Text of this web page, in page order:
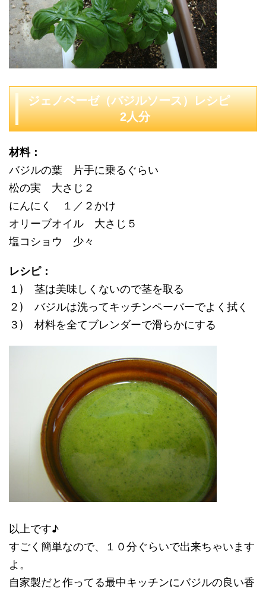
ジェノベーゼ（バジルソース）レシピ
2人分
材料：
バジルの葉 片手に乗るぐらい
松の実 大さじ２
にんにく １／２かけ
オリーブオイル 大さじ５
塩コショウ 少々
レシピ：
１) 茎は美味しくないので茎を取る
２) バジルは洗ってキッチンペーパーでよく拭く
３) 材料を全てブレンダーで滑らかにする
以上です♪
すごく簡単なので、１０分ぐらいで出来ちゃいます
よ。
自家製だと作ってる最中キッチンにバジルの良い香